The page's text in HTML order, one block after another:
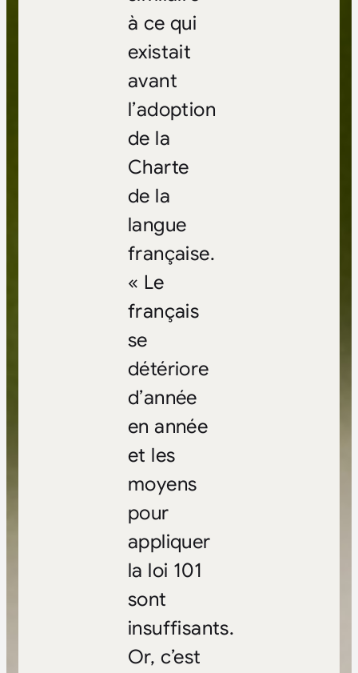
à ce qui
existait
avant
l’adoption
de la
Charte
de la
langue
française.
« Le
français
se
détériore
d’année
en année
et les
moyens
pour
appliquer
la loi 101
sont
insuffisants.
Or, c’est